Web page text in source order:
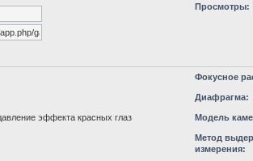
Просмотры:
Фокусное
Диафрагма:
эффекта красных глаз Модель
Метод
измерения: